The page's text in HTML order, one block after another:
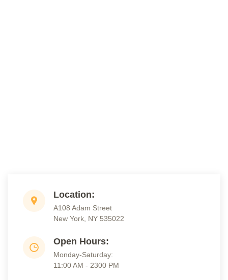
Location:
A108 Adam Street
New York, NY 535022
Open Hours:
Monday-Saturday:
11:00 AM - 2300 PM